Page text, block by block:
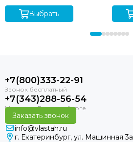
Выбрать
+7(800)333-22-91
+7(343)288-56-54
Заказать звонок
info@vlastah.ru
г. Екатеринбург, ул. Машинная 3а